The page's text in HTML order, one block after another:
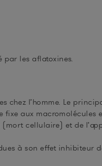
par les aflatoxines.
chez l’homme. Le
fixe aux macromolécules
cellulaire) et de
à son effet inhibiteur